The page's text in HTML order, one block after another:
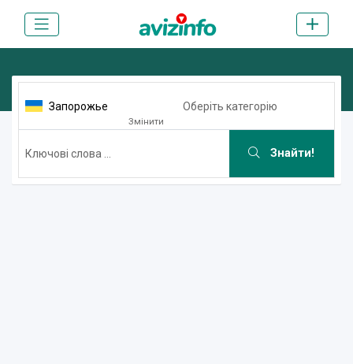
Запорожье
Змінити
Оберіть категорію
Знайти!